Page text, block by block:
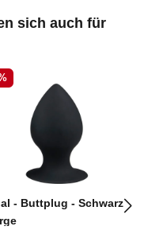
sich auch für
- Buttplug - Schwarz